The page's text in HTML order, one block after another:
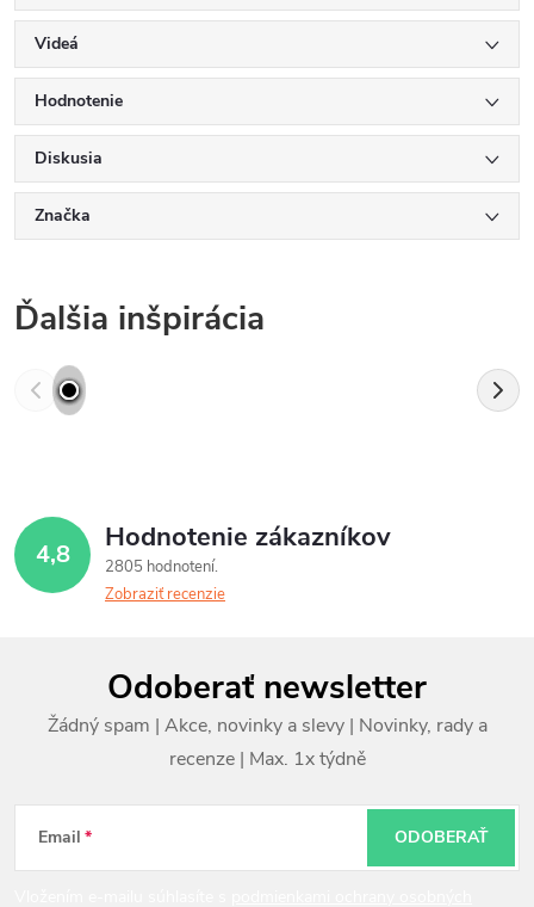
Videá
Hodnotenie
Diskusia
Značka
Ďalšia inšpirácia
4,8 Hodnotenie zákazníkov
2805 hodnotení
Zobraziť recenzie
ä
Odoberať newsletter
Email ODOBERAŤ